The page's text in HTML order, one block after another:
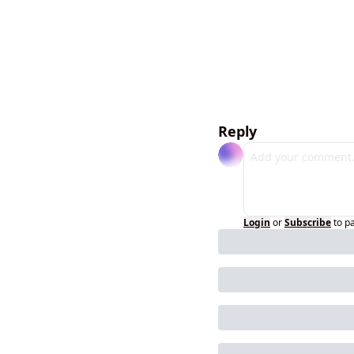
Reply
Login orSubscribeto